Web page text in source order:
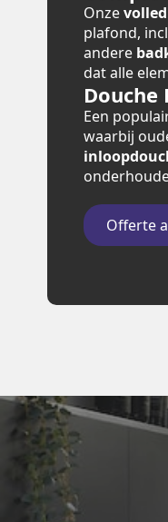
Onze
plafond,
andere
dat alle
Douche
Een
waarbij
Offerte